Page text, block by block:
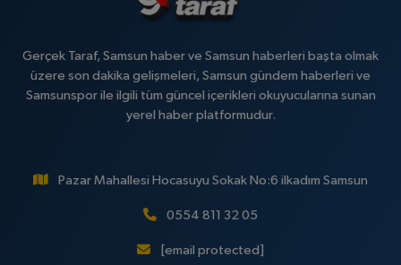
Gerçek Taraf, Samsun haber ve Samsun haberleri başta olmak
üzere son dakika gelişmeleri, Samsun gündem haberleri ve
Samsunspor ile ilgili tüm güncel içerikleri okuyucularına sunan
yerel haber platformudur.
Pazar Mahallesi Hocasuyu Sokak No:6 ilkadım Samsun
0554 811 32 05
[email protected]